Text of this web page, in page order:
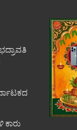
ಕಾರು